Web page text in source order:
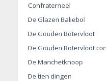
Confraterneel
De Glazen Baliebol
De Gouden Botervloot
De Gouden Botervloot
De Manchetknoop
De tien dingen